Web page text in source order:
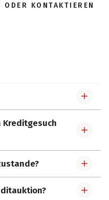
KONTAKTIEREN
Kreditgesuch